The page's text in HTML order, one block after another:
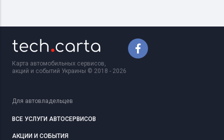
Карта автомобильных сервисов,
акций и событий Украины © 2018 - 2026
Для автовладельцев
ВСЕ УСЛУГИ АВТОСЕРВИСОВ
АКЦИИ И СОБЫТИЯ